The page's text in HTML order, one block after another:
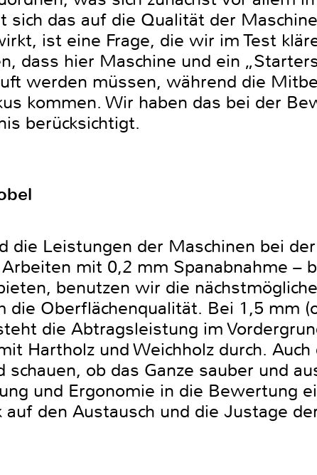
sich das auf die Qualität der
ist eine Frage, die wir im Test
dass hier Maschine und ein
werden müssen, während die
kommen. Wir haben das bei der
berücksichtigt.
die Leistungen der Maschinen bei
mit 0,2 mm Spanabnahme –
benutzen wir die
die Oberflächenqualität. Bei 1,5 mm
die Abtragsleistung im
Hartholz und Weichholz durch.
schauen, ob das Ganze sauber und
und Ergonomie in die Bewertung
auf den Austausch und die Justage